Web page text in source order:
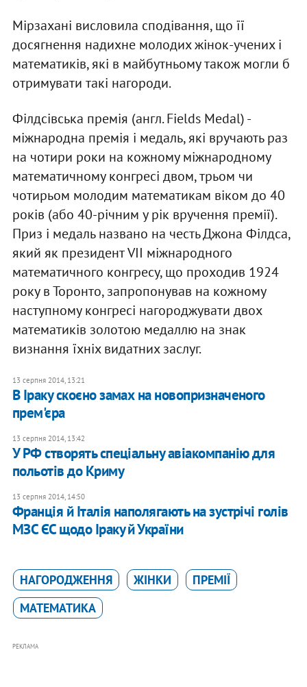
Мірзахані висловила сподівання, що її
досягнення надихне молодих жінок-учених і
математиків, які в майбутньому також могли б
отримувати такі нагороди.
Філдсівська премія (англ. Fields Medal) -
міжнародна премія і медаль, які вручають раз
на чотири роки на кожному міжнародному
математичному конгресі двом, трьом чи
чотирьом молодим математикам віком до 40
років (або 40-річним у рік вручення премії).
Приз і медаль названо на честь Джона Філдса,
який як президент VII міжнародного
математичного конгресу, що проходив 1924
року в Торонто, запропонував на кожному
наступному конгресі нагороджувати двох
математиків золотою медаллю на знак
визнання їхніх видатних заслуг.
13 серпня 2014, 13:21
В Іраку скоєно замах на новопризначеного
прем'єра
13 серпня 2014, 13:42
У РФ створять спеціальну авіакомпанію для
польотів до Криму
13 серпня 2014, 14:50
Франція й Італія наполягають на зустрічі голів
МЗС ЄС щодо Іраку й України
НАГОРОДЖЕННЯ ЖІНКИ
ПРЕМІЇ
МАТЕМАТИКА
РЕКЛАМА